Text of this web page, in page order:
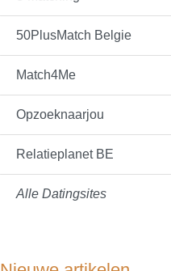
50PlusMatch Belgie
Match4Me
Opzoeknaarjou
Relatieplanet BE
Alle Datingsites